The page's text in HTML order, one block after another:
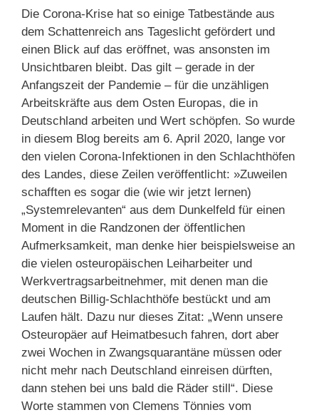
Die Corona-Krise hat so einige Tatbestände aus
dem Schattenreich ans Tageslicht gefördert und
einen Blick auf das eröffnet, was ansonsten im
Unsichtbaren bleibt. Das gilt – gerade in der
Anfangszeit der Pandemie – für die unzähligen
Arbeitskräfte aus dem Osten Europas, die in
Deutschland arbeiten und Wert schöpfen. So wurde
in diesem Blog bereits am 6. April 2020, lange vor
den vielen Corona-Infektionen in den Schlachthöfen
des Landes, diese Zeilen veröffentlicht: »Zuweilen
schafften es sogar die (wie wir jetzt lernen)
„Systemrelevanten“ aus dem Dunkelfeld für einen
Moment in die Randzonen der öffentlichen
Aufmerksamkeit, man denke hier beispielsweise an
die vielen osteuropäischen Leiharbeiter und
Werkvertragsarbeitnehmer, mit denen man die
deutschen Billig-Schlachthöfe bestückt und am
Laufen hält. Dazu nur dieses Zitat: „Wenn unsere
Osteuropäer auf Heimatbesuch fahren, dort aber
zwei Wochen in Zwangsquarantäne müssen oder
nicht mehr nach Deutschland einreisen dürften,
dann stehen bei uns bald die Räder still“. Diese
Worte stammen von Clemens Tönnies vom